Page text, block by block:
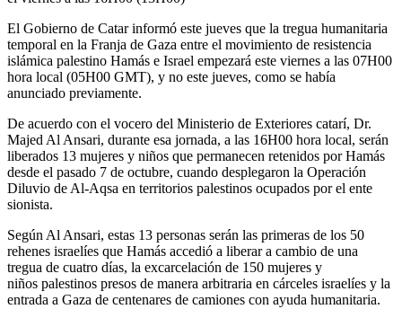
El Gobierno de Catar informó este jueves que la tregua humanitaria
temporal en la Franja de Gaza entre el movimiento de resistencia
islámica palestino Hamás e Israel empezará este viernes a las 07H00
hora local (05H00 GMT), y no este jueves, como se había
anunciado previamente.
De acuerdo con el vocero del Ministerio de Exteriores catarí, Dr.
Majed Al Ansari, durante esa jornada, a las 16H00 hora local, serán
liberados 13 mujeres y niños que permanecen retenidos por Hamás
desde el pasado 7 de octubre, cuando desplegaron la Operación
Diluvio de Al-Aqsa en territorios palestinos ocupados por el ente
sionista.
Según Al Ansari, estas 13 personas serán las primeras de los 50
rehenes israelíes que Hamás accedió a liberar a cambio de una
tregua de cuatro días, la excarcelación de 150 mujeres y
niños palestinos presos de manera arbitraria en cárceles israelíes y la
entrada a Gaza de centenares de camiones con ayuda humanitaria.